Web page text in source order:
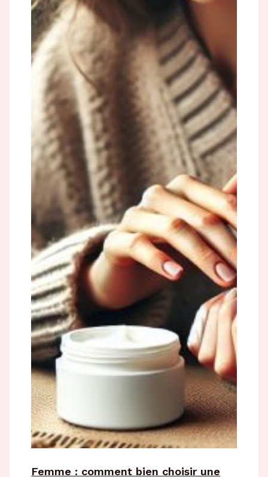
Femme : comment bien choisir une